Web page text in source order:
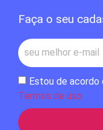
Faça o seu
Estou de acordo
Termos de uso